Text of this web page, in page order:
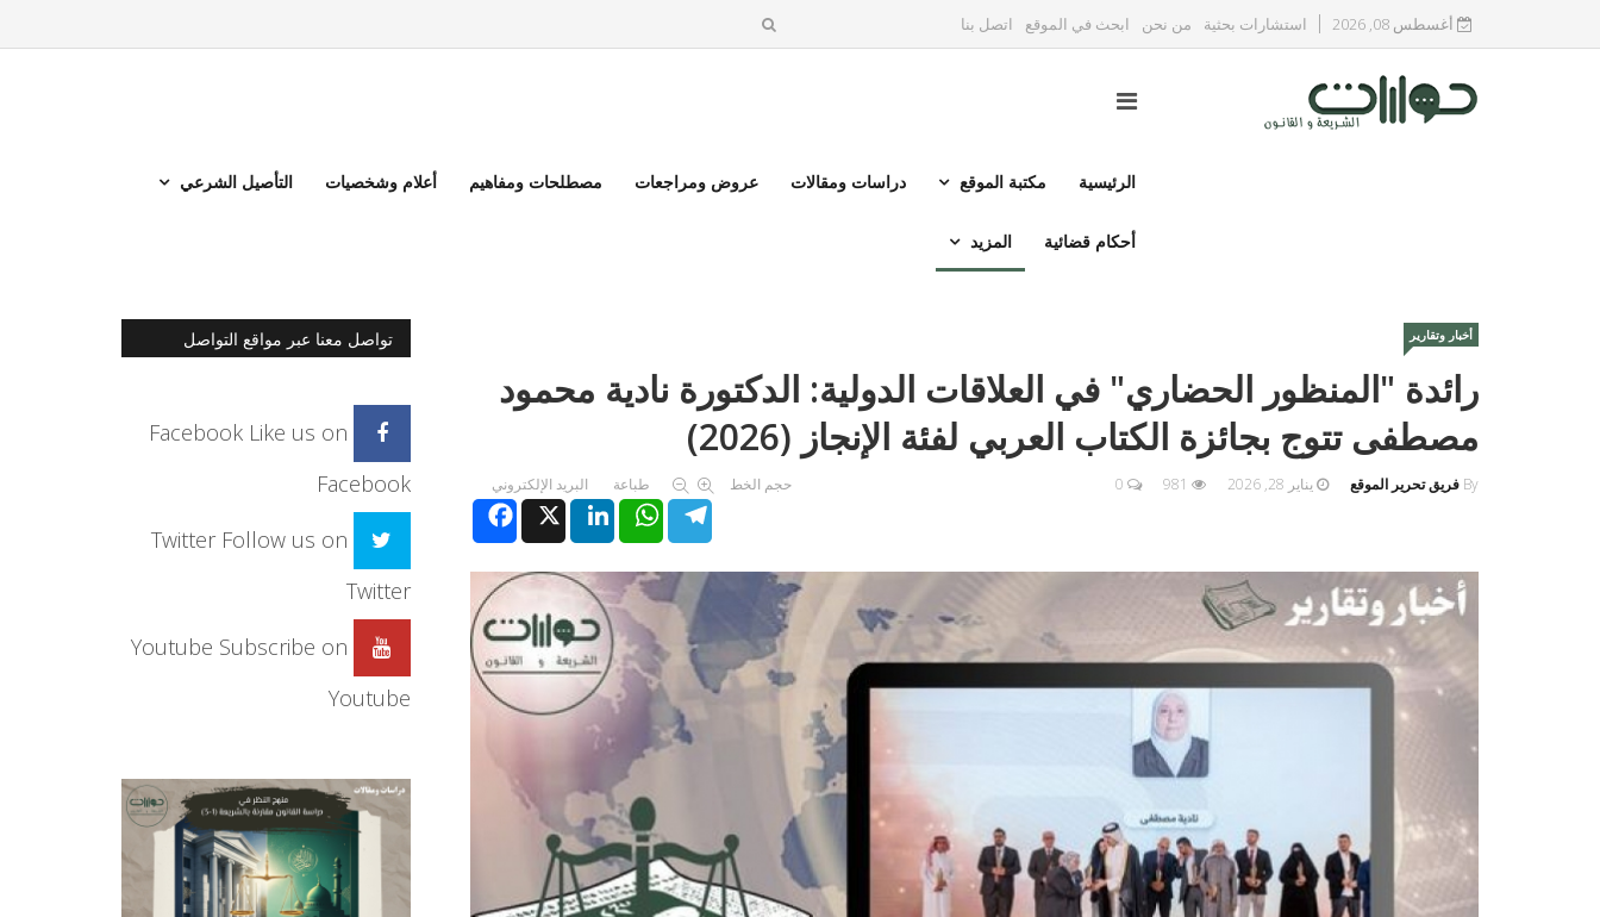
أغسطس 08, 2026 استشارات بحثية من نحن ابحث في الموقع اتصل بنا
الرئيسية مكتبة الموقع دراسات ومقالات عروض ومراجعات مصطلحات ومفاهيم أعلام وشخصيات التأصيل الشرعي
أحكام قضائية المزيد
أخبار وتقارير
رائدة "المنظور الحضاري" في العلاقات الدولية: الدكتورة نادية محمود
مصطفى تتوج بجائزة الكتاب العربي لفئة الإنجاز (2026)
By فريق تحرير الموقع يناير 28, 2026 0 حجم الخط طباعة
البريد الإلكتروني
Facebook
X
LinkedInWhatsAppTelegram
تواصل معنا عبر مواقع التواصل
Facebook Like us on
Facebook
Twitter Follow us on
Twitter
Youtube Subscribe on
Youtube